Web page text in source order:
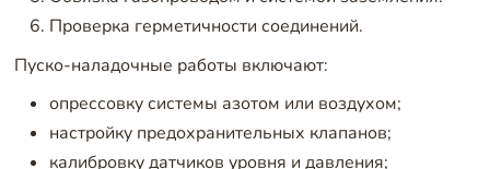
Проверка герметичности соединений.
Пуско-наладочные работы включают:
опрессовку системы азотом или воздухом;
настройку предохранительных клапанов;
калибровку датчиков уровня и давления;